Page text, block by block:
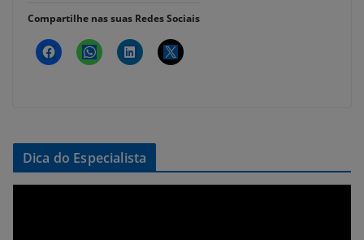
Compartilhe nas suas Redes Sociais
Dica do Especialista